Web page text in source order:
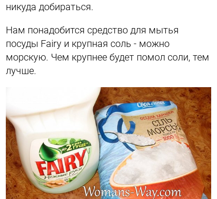
никуда добираться.
Нам понадобится средство для мытья
посуды Fairy и крупная соль - можно
морскую. Чем крупнее будет помол соли, тем
лучше.